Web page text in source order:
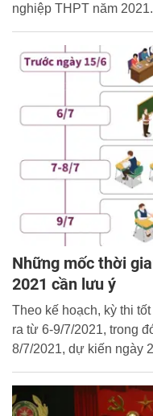
nghiệp THPT năm 2021.
Những mốc thời
2021 cần lưu ý
Theo kế hoạch, kỳ thi
ra từ 6-9/7/2021, trong
8/7/2021, dự kiến ngày